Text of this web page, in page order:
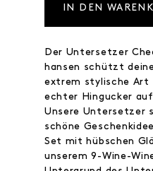
IN DEN
Der Untersetzer
hansen schützt
extrem stylische Art
echter Hingucker
Unsere Untersetzer
schöne
Set mit hübschen
unserem 9-Wine-